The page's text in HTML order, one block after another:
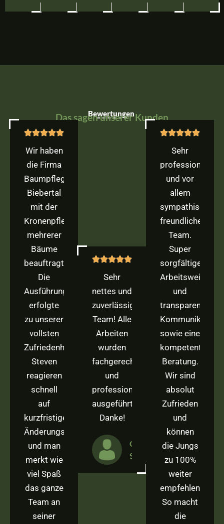
Bewertungen
Das sagen unserer Kunden
Wir haben
die Firma
Baumpflege
Biebertal
mit der
Kronenpflege
mehrerer
Bäume
beauftragt.
Die
Ausführung
erfolgte
zu unserer
vollsten
Zufriedenheit.
Steven
reagieren
schnell
auf
kurzfristige
Änderungswünsche
und man
merkt wie
viel Spaß
das ganze
Team an
seiner
Sehr
nettes und
zuverlässiges
Team! Alle
Arbeiten
wurden
fachgerecht
und
professionell
ausgeführt!
Danke!
George
Stoica
Sehr
professionelles
und vor
allem
sympathisches,
freundliches
Team.
Super
sorgfältige
Arbeitsweise
und
transparente
Kommunikation
sowie eine
kompetente
Beratung.
Wir sind
absolut
Zufrieden
und
können
die Jungs
zu 100%
weiter
empfehlen.
So macht
die